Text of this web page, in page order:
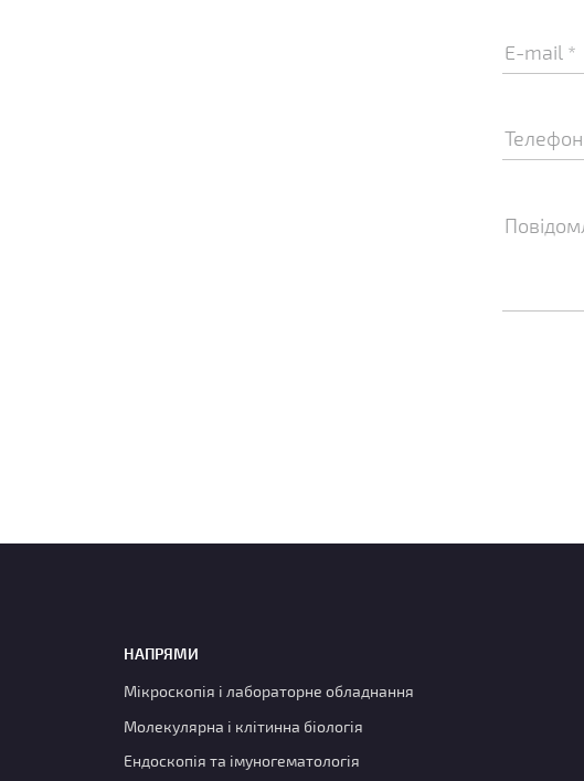
НАПРЯМИ
Мікроскопія і лабораторне обладнання
Молекулярна і клітинна біологія
Ендоскопія та імуногематологія